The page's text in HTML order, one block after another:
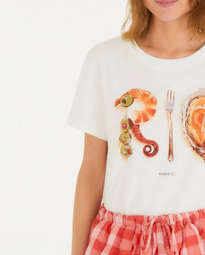
Estojo
Frescobol
Lancheira
Lenço